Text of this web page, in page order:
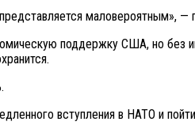
маловероятным», —
поддержку США, но без
вступления в НАТО и